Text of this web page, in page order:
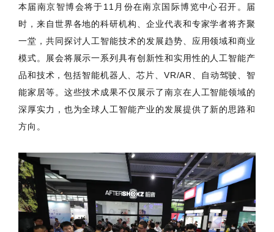
本届南京智博会将于11月份在南京国际博览中心召开。届
时，来自世界各地的科研机构、企业代表和专家学者将齐聚
一堂，共同探讨人工智能技术的发展趋势、应用领域和商业
模式。展会将展示一系列具有创新性和实用性的人工智能产
品和技术，包括智能机器人、芯片、VR/AR、自动驾驶、智
能家居等。这些技术成果不仅展示了南京在人工智能领域的
深厚实力，也为全球人工智能产业的发展提供了新的思路和
方向。